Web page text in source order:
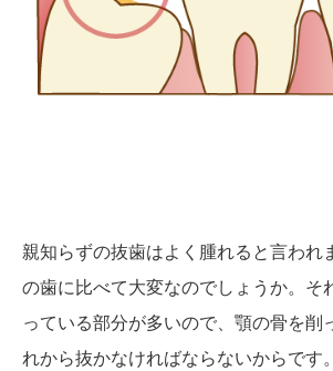
親知らずの抜歯はよく腫れると言われ
の歯に比べて大変なのでしょうか。そ
っている部分が多いので、顎の骨を削
れから抜かなければならないからです